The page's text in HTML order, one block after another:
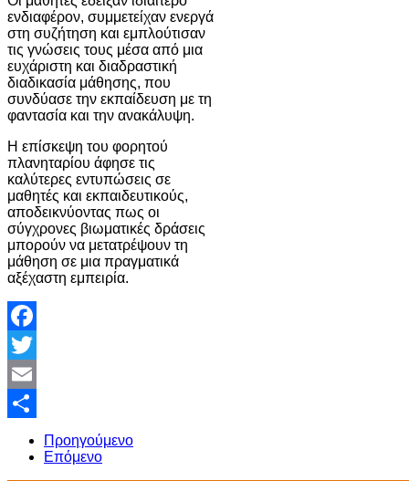
ενδιαφέρον, συμμετείχαν ενεργά
στη συζήτηση και εμπλούτισαν
τις γνώσεις τους μέσα από μια
ευχάριστη και διαδραστική
διαδικασία μάθησης, που
συνδύασε την εκπαίδευση με τη
φαντασία και την ανακάλυψη.
Η επίσκεψη του φορητού
πλανηταρίου άφησε τις
καλύτερες εντυπώσεις σε
μαθητές και εκπαιδευτικούς,
αποδεικνύοντας πως οι
σύγχρονες βιωματικές δράσεις
μπορούν να μετατρέψουν τη
μάθηση σε μια πραγματικά
αξέχαστη εμπειρία.
Facebook
Twitter
Email
Share
Προηγούμενο
Επόμενο